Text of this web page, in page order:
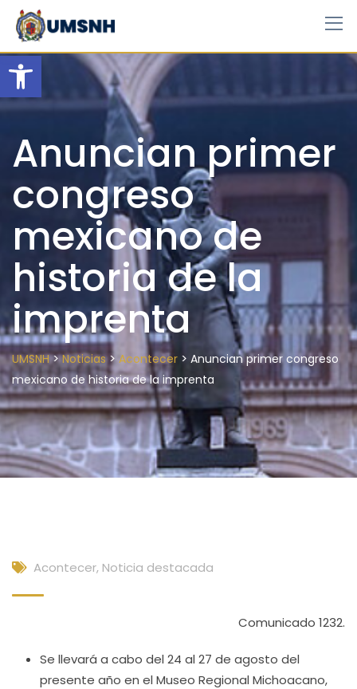
Open toolbar
Skip
content
Anuncian primer
congreso
mexicano de
historia de la
imprenta
UMSNH>Noticias> Acontecer > Anuncian primer congreso
mexicano de historia de la imprenta
Acontecer, Noticia destacada
Comunicado 1232.
Se llevará a cabo del 24 al 27 de agosto del
presente año en el Museo Regional Michoacano,